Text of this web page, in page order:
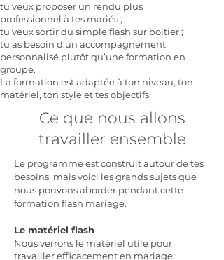
tu veux proposer un rendu plus
professionnel à tes mariés ;
tu veux sortir du simple flash sur boîtier ;
tu as besoin d’un accompagnement
personnalisé plutôt qu’une formation en
groupe.
La formation est adaptée à ton niveau, ton
matériel, ton style et tes objectifs.
Ce que nous allons
travailler ensemble
Le programme est construit autour de tes
besoins, mais voici les grands sujets que
nous pouvons aborder pendant cette
formation flash mariage.
Le matériel flash
Nous verrons le matériel utile pour
travailler efficacement en mariage :